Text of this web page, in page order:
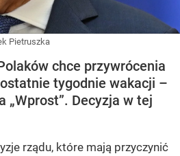
Pietruszka
chce przywrócenia
tygodnie wakacji –
„Wprost”. Decyzja w tej
rządu, które mają przyczynić